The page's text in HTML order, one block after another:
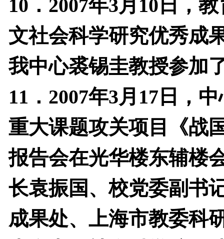
10 ． 2007年3月 10 日，
文社会科学研究优秀成
我中心裘锡圭教授参加
11 ． 2007年3月 17 日，
重大课题攻关项目《战
报告会在光华楼东辅楼
长袁振国、校党委副书
成果处、上海市教委科